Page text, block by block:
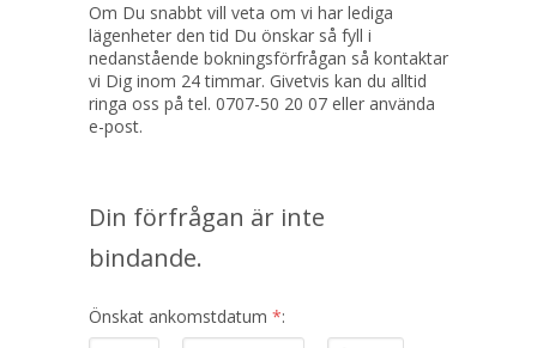
Om Du snabbt vill veta om vi har lediga
lägenheter den tid Du önskar så fyll i
nedanstående bokningsförfrågan så kontaktar
vi Dig inom 24 timmar. Givetvis kan du alltid
ringa oss på tel. 0707-50 20 07 eller använda
e-post.
Din förfrågan är inte
bindande.
Önskat ankomstdatum *: